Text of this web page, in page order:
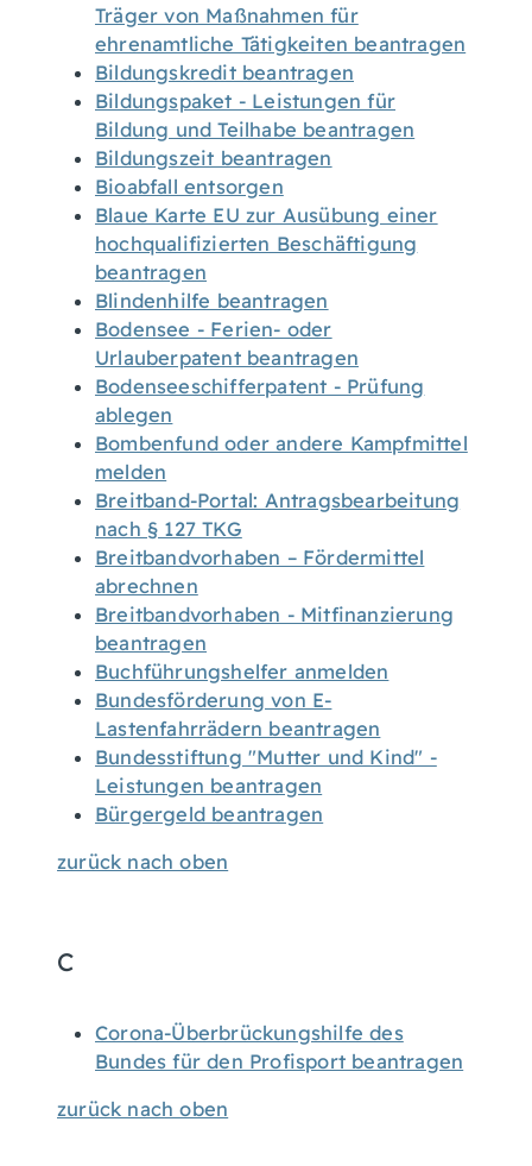
Träger von Maßnahmen für
ehrenamtliche Tätigkeiten beantragen
Bildungskredit beantragen
Bildungspaket - Leistungen für
Bildung und Teilhabe beantragen
Bildungszeit beantragen
Bioabfall entsorgen
Blaue Karte EU zur Ausübung einer
hochqualifizierten Beschäftigung
beantragen
Blindenhilfe beantragen
Bodensee - Ferien- oder
Urlauberpatent beantragen
Bodenseeschifferpatent - Prüfung
ablegen
Bombenfund oder andere Kampfmittel
melden
Breitband-Portal: Antragsbearbeitung
nach § 127 TKG
Breitbandvorhaben – Fördermittel
abrechnen
Breitbandvorhaben - Mitfinanzierung
beantragen
Buchführungshelfer anmelden
Bundesförderung von E-
Lastenfahrrädern beantragen
Bundesstiftung "Mutter und Kind" -
Leistungen beantragen
Bürgergeld beantragen
zurück nach oben
C
Corona-Überbrückungshilfe des
Bundes für den Profisport beantragen
zurück nach oben